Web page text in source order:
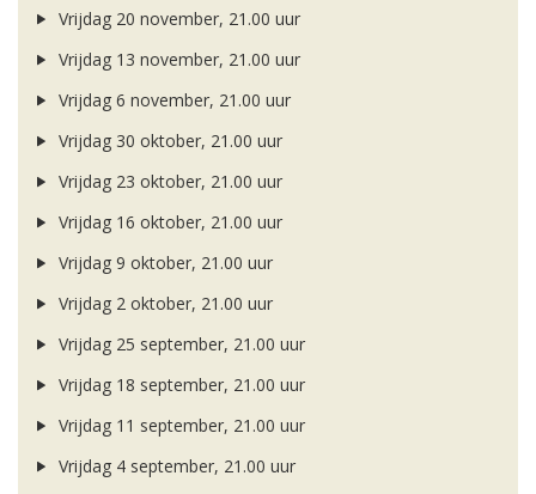
Vrijdag 20 november, 21.00 uur
Vrijdag 13 november, 21.00 uur
Vrijdag 6 november, 21.00 uur
Vrijdag 30 oktober, 21.00 uur
Vrijdag 23 oktober, 21.00 uur
Vrijdag 16 oktober, 21.00 uur
Vrijdag 9 oktober, 21.00 uur
Vrijdag 2 oktober, 21.00 uur
Vrijdag 25 september, 21.00 uur
Vrijdag 18 september, 21.00 uur
Vrijdag 11 september, 21.00 uur
Vrijdag 4 september, 21.00 uur